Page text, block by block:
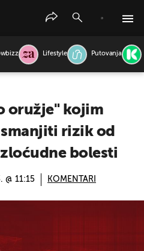
Lifestyle Putovanja
oružje" kojim
rizik od
bolesti
@ 11:15 KOMENTARI